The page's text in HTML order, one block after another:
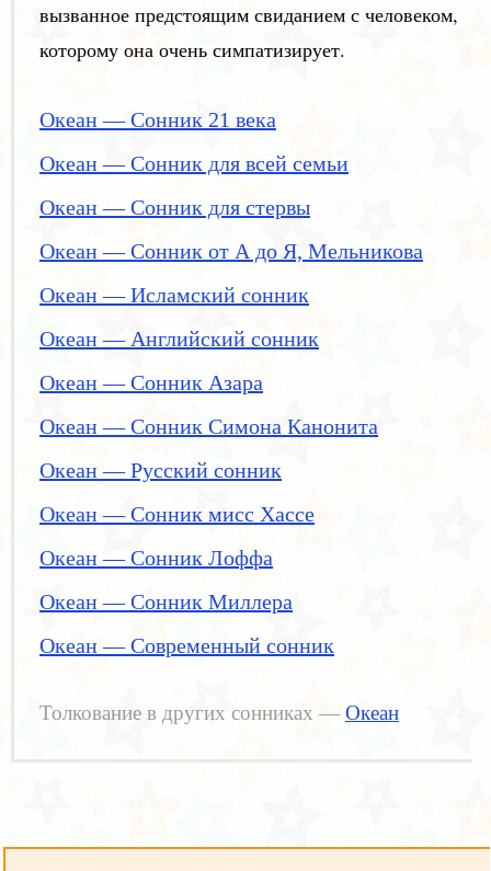
вызванное предстоящим свиданием с человеком,
которому она очень симпатизирует.
Океан — Сонник 21 века
Океан — Сонник для всей семьи
Океан — Сонник для стервы
Океан — Сонник от А до Я, Мельникова
Океан — Исламский сонник
Океан — Английский сонник
Океан — Сонник Азара
Океан — Сонник Симона Канонита
Океан — Русский сонник
Океан — Сонник мисс Хассе
Океан — Сонник Лоффа
Океан — Сонник Миллера
Океан — Современный сонник
Толкование в других сонниках — Океан